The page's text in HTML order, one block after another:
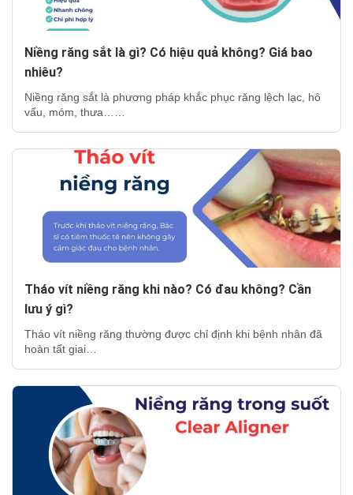
Niềng răng sắt là gì? Có hiệu quả không? Giá bao
nhiêu?
Niềng răng sắt là phương pháp khắc phục răng lệch lạc, hô
vẩu, móm, thưa……
Tháo vít niềng răng khi nào? Có đau không? Cần
lưu ý gì?
Tháo vít niềng răng thường được chỉ định khi bệnh nhân đã
hoàn tất giai…